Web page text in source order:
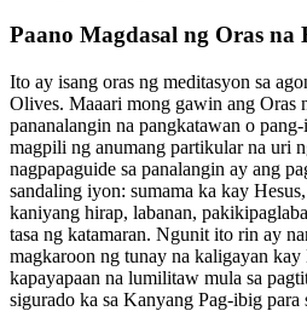
Paano Magdasal ng Oras na
Ito ay isang oras ng meditasyon sa
Olives. Maaari mong gawin ang Oras
pananalangin na pangkatawan o
magpili ng anumang partikular na uri
nagpapaguide sa panalangin ay ang
sandaling iyon: sumama ka kay
kaniyang hirap, labanan,
tasa ng katamaran. Ngunit ito rin ay
magkaroon ng tunay na kaligayan kay
kapayapaan na lumilitaw mula sa
sigurado ka sa Kanyang Pag-ibig para